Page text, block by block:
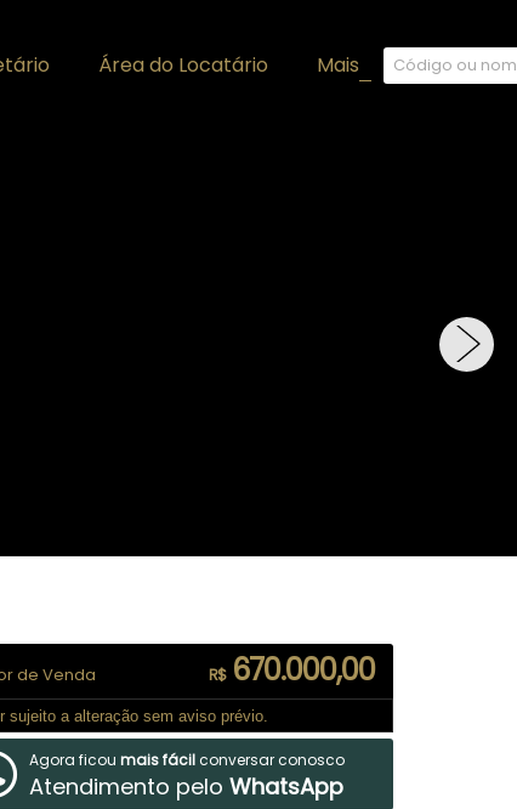
Mais
Área do Locatário
›
R$670.000,00
de Venda
sujeito a alteração sem aviso prévio.
Agora ficou mais fácilconversar conosco
Atendimento pelo WhatsApp